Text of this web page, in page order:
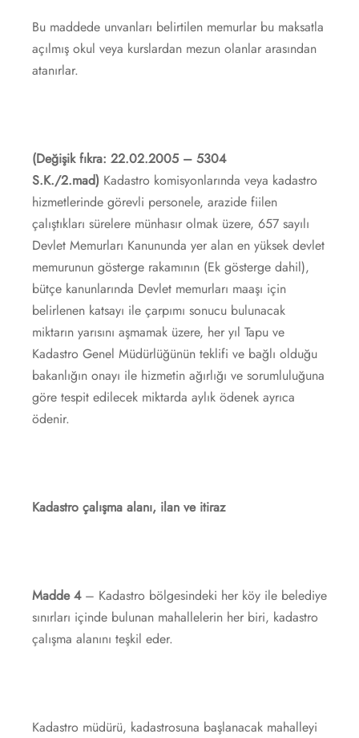
Bu maddede unvanları belirtilen memurlar bu maksatla
açılmış okul veya kurslardan mezun olanlar arasından
atanırlar.
(Değişik fıkra: 22.02.2005 – 5304
S.K./2.mad) Kadastro komisyonlarında veya kadastro
hizmetlerinde görevli personele, arazide fiilen
çalıştıkları sürelere münhasır olmak üzere, 657 sayılı
Devlet Memurları Kanununda yer alan en yüksek devlet
memurunun gösterge rakamının (Ek gösterge dahil),
bütçe kanunlarında Devlet memurları maaşı için
belirlenen katsayı ile çarpımı sonucu bulunacak
miktarın yarısını aşmamak üzere, her yıl Tapu ve
Kadastro Genel Müdürlüğünün teklifi ve bağlı olduğu
bakanlığın onayı ile hizmetin ağırlığı ve sorumluluğuna
göre tespit edilecek miktarda aylık ödenek ayrıca
ödenir.
Kadastro çalışma alanı, ilan ve itiraz
Madde 4 – Kadastro bölgesindeki her köy ile belediye
sınırları içinde bulunan mahallelerin her biri, kadastro
çalışma alanını teşkil eder.
Kadastro müdürü, kadastrosuna başlanacak mahalleyi